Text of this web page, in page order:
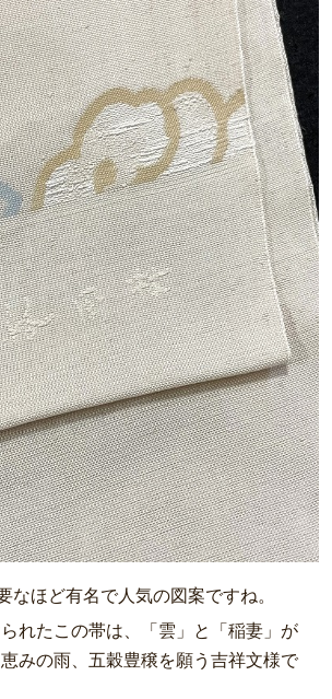
なほど有名で人気の図案ですね。
られたこの帯は、「雲」と「稲妻」が
みの雨、五穀豊穣を願う吉祥文様で